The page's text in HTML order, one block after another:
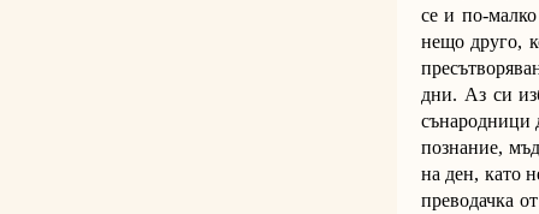
се и по-
нещо друго,
дни. Аз си
сънародници
познание,
на ден, като
преводачка